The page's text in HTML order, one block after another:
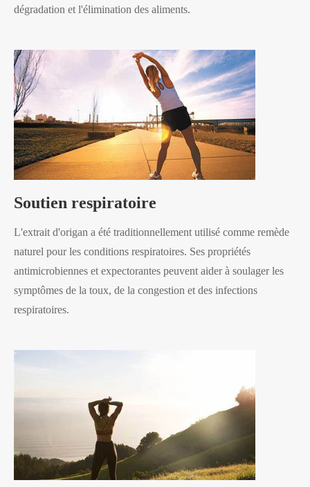
dégradation et l'élimination des aliments.
Soutien respiratoire
L'extrait d'origan a été traditionnellement utilisé comme remède
naturel pour les conditions respiratoires. Ses propriétés
antimicrobiennes et expectorantes peuvent aider à soulager les
symptômes de la toux, de la congestion et des infections
respiratoires.